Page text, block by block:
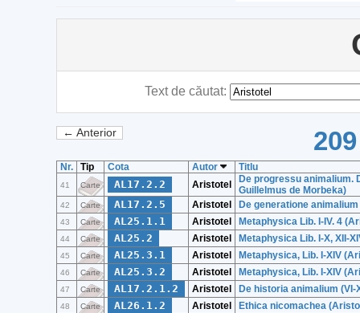
Text de căutat:
← Anterior
Nr. Tip Cota Autor Titlu
41 Carte AL17.2.2 Aristotel
De progressu animalium.
Guillelmus de Morbeka)
42 Carte AL17.2.5 Aristotel De generatione
43 Carte AL25.1.1 Aristotel Metaphysica Lib. I-IV. 4
44 Carte AL25.2 Aristotel Metaphysica Lib. I-X, XII-
45 Carte AL25.3.1 Aristotel Metaphysica, Lib. I-XIV
46 Carte AL25.3.2 Aristotel Metaphysica, Lib. I-XIV
47 Carte AL17.2.1.2 Aristotel De historia animalium (VI-
48 Carte AL26.1.2 Aristotel Ethica nicomachea